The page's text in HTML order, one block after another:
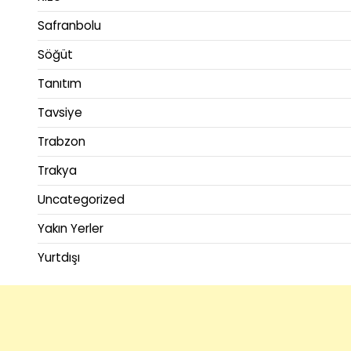
Safranbolu
Söğüt
Tanıtım
Tavsiye
Trabzon
Trakya
Uncategorized
Yakın Yerler
Yurtdışı